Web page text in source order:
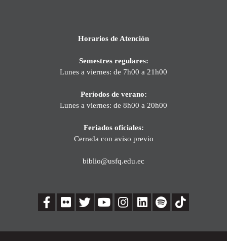
Horarios de Atención
Semestres regulares:
Lunes a viernes: de 7h00 a 21h00
Períodos de verano:
Lunes a viernes: de 8h00 a 20h00
Feriados oficiales:
Cerrada con aviso previo
biblio@usfq.edu.ec